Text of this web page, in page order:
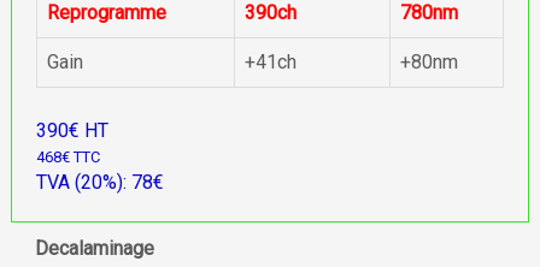
Reprogramme 390ch 780nm
Gain +41ch +80nm
390€ HT
468€ TTC
TVA (20%): 78€
Decalaminage